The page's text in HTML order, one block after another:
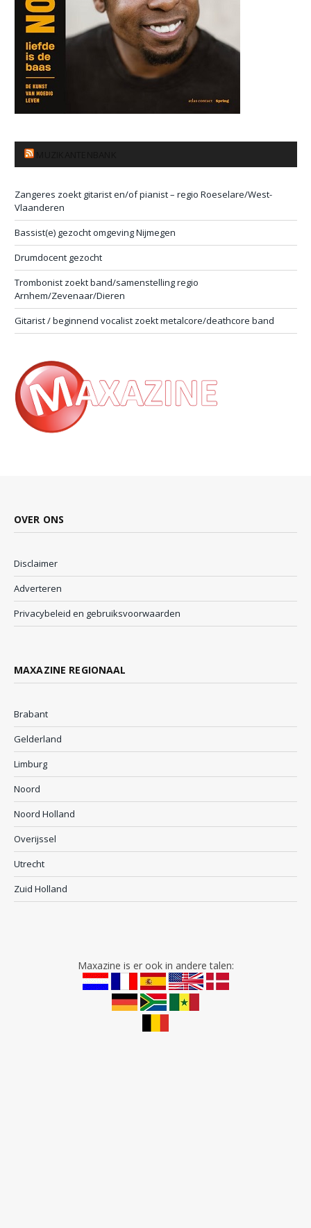
Zangeres zoekt gitarist en/of pianist – regio Roeselare/West-
Vlaanderen
Bassist(e) gezocht omgeving Nijmegen
Drumdocent gezocht
Trombonist zoekt band/samenstelling regio
Arnhem/Zevenaar/Dieren
Gitarist / beginnend vocalist zoekt metalcore/deathcore band
OVER ONS
Disclaimer
Adverteren
Privacybeleid en gebruiksvoorwaarden
MAXAZINE REGIONAAL
Brabant
Gelderland
Limburg
Noord
Noord Holland
Overijssel
Utrecht
Zuid Holland
Maxazine is er ook in andere talen: